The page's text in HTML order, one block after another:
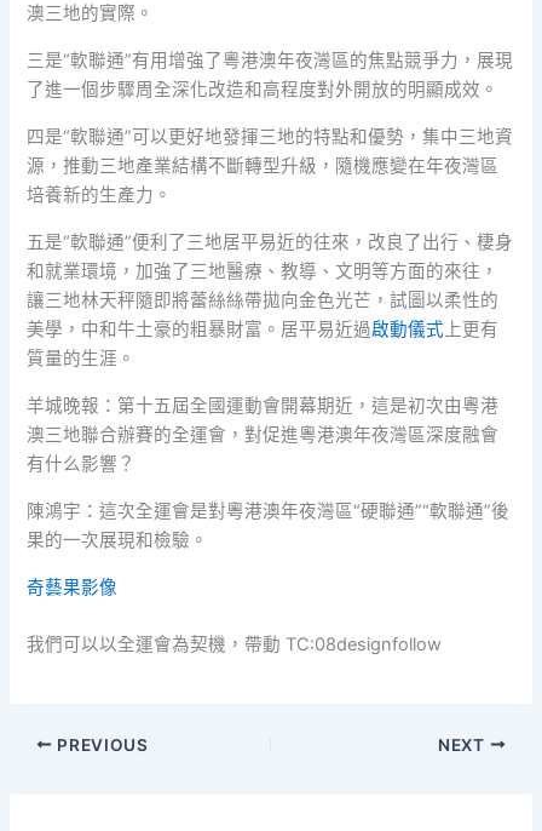
澳三地的實際。
三是“軟聯通”有用增強了粵港澳年夜灣區的焦點競爭力，展現
了進一個步驟周全深化改造和高程度對外開放的明顯成效。
四是“軟聯通”可以更好地發揮三地的特點和優勢，集中三地資
源，推動三地產業結構不斷轉型升級，隨機應變在年夜灣區
培養新的生產力。
五是“軟聯通”便利了三地居平易近的往來，改良了出行、棲身
和就業環境，加強了三地醫療、教導、文明等方面的來往，
讓三地林天秤隨即將蕾絲絲帶拋向金色光芒，試圖以柔性的
美學，中和牛土豪的粗暴財富。居平易近過啟動儀式 上更有
質量的生涯。
羊城晚報：第十五屆全國運動會開幕期近，這是初次由粵港
澳三地聯合辦賽的全運會，對促進粵港澳年夜灣區深度融會
有什么影響？
陳鴻宇：這次全運會是對粵港澳年夜灣區“硬聯通”“軟聯通”後
果的一次展現和檢驗。
奇藝果影像
我們可以以全運會為契機，帶動 TC:08designfollow
PREVIOUS NEXT